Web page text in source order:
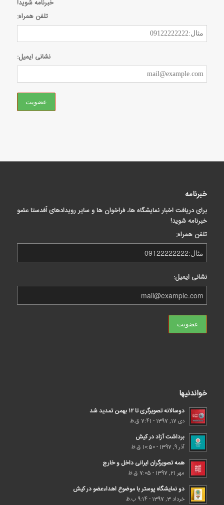
خبرنامه شوید!
تلفن همراه:
نشانی ایمیل:
خبرنامه
برای دریافت اخبار نمایشگاه ها، فراخوان ها و سایر رویدادهای اَفدستا عضو
خبرنامه شوید!
تلفن همراه:
نشانی ایمیل:
خواندنیها
دوسالانه تصویرگری تا ۱۲ بهمن تمدید شد
دی 17, 1397 - 7:41 ق.ظ
برداشت آزاد در کیش
آذر 9, 1397 - 10:50 ق.ظ
همه تصویرگران ایرانی داخل و خارج
مهر 21, 1397 - 7:05 ق.ظ
دو نمایشگاه پوستر با موضوع اهداء‌عضو در کیش
خرداد 3, 1397 - 9:14 ب.ظ